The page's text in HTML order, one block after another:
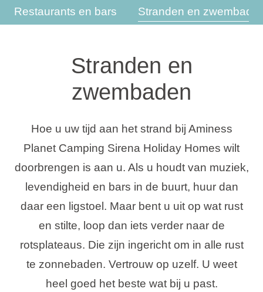
Ami Loyalty programma
Restaurants en bars Stranden en
Stranden en
zwembaden
Hoe u uw tijd aan het strand bij Aminess
Planet Camping Sirena Holiday Homes wilt
doorbrengen is aan u. Als u houdt van muziek,
levendigheid en bars in de buurt, huur dan
daar een ligstoel. Maar bent u uit op wat rust
en stilte, loop dan iets verder naar de
rotsplateaus. Die zijn ingericht om in alle rust
te zonnebaden. Vertrouw op uzelf. U weet
heel goed het beste wat bij u past.